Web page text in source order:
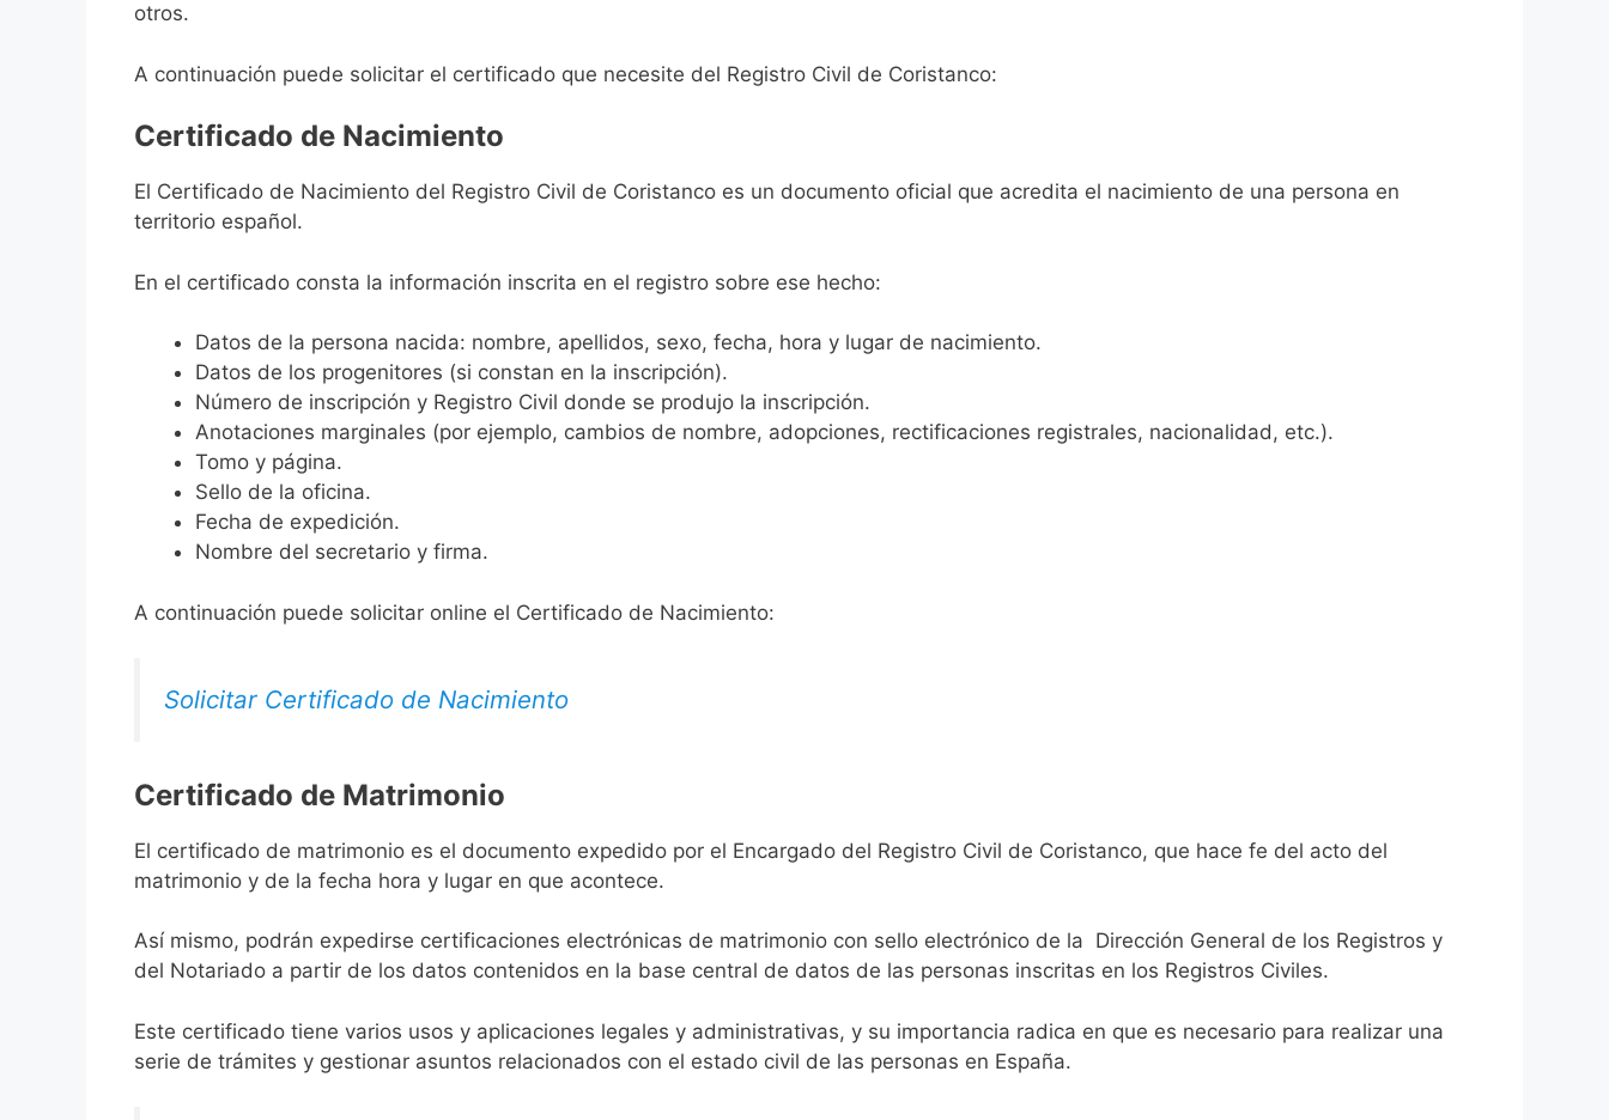
otros.
A continuación puede solicitar el certificado que necesite del Registro Civil de Coristanco:
Certificado de Nacimiento
El Certificado de Nacimiento del Registro Civil de Coristanco es un documento oficial que acredita el nacimiento de una persona en
territorio español.
En el certificado consta la información inscrita en el registro sobre ese hecho:
Datos de la persona nacida: nombre, apellidos, sexo, fecha, hora y lugar de nacimiento.
Datos de los progenitores (si constan en la inscripción).
Número de inscripción y Registro Civil donde se produjo la inscripción.
Anotaciones marginales (por ejemplo, cambios de nombre, adopciones, rectificaciones registrales, nacionalidad, etc.).
Tomo y página.
Sello de la oficina.
Fecha de expedición.
Nombre del secretario y firma.
A continuación puede solicitar online el Certificado de Nacimiento:
Solicitar Certificado de Nacimiento
Certificado de Matrimonio
El certificado de matrimonio es el documento expedido por el Encargado del Registro Civil de Coristanco, que hace fe del acto del
matrimonio y de la fecha hora y lugar en que acontece.
Así mismo, podrán expedirse certificaciones electrónicas de matrimonio con sello electrónico de la Dirección General de los Registros y
del Notariado a partir de los datos contenidos en la base central de datos de las personas inscritas en los Registros Civiles.
Este certificado tiene varios usos y aplicaciones legales y administrativas, y su importancia radica en que es necesario para realizar una
serie de trámites y gestionar asuntos relacionados con el estado civil de las personas en España.